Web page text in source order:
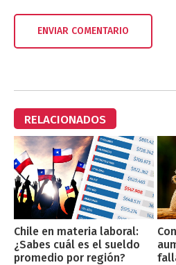
RELACIONADOS
Chile en materia laboral:
¿Sabes cuál es el sueldo
promedio por región?